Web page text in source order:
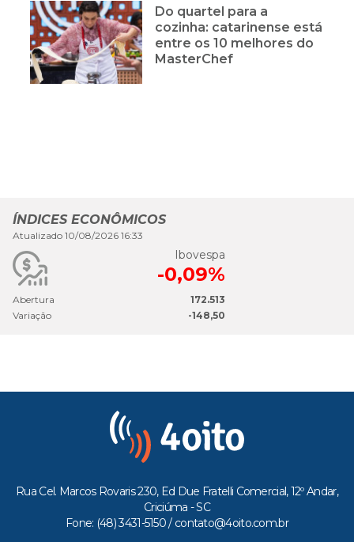
Do quartel para a
cozinha: catarinense está
entre os 10 melhores do
MasterChef
ÍNDICES ECONÔMICOS
Atualizado 10/08/2026 16:33
Ibovespa
-0,09%
Abertura
172.513
Variação
-148,50
Rua Cel. Marcos Rovaris 230, Ed Due Fratelli Comercial, 12º Andar,
Criciúma - SC
Fone: (48) 3431-5150 / contato@4oito.com.br